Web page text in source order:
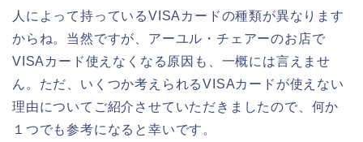
人によって持っているVISAカードの種類が異なります
からね。当然ですが、アーユル・チェアーのお店で
VISAカード使えなくなる原因も、一概には言えませ
ん。ただ、いくつか考えられるVISAカードが使えない
理由についてご紹介させていただきましたので、何か
１つでも参考になると幸いです。